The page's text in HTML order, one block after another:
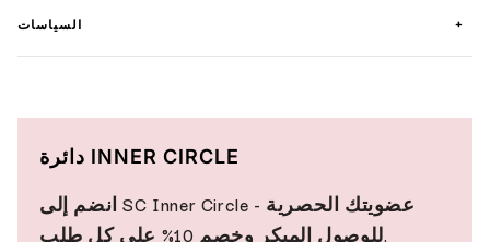
السياسات +
دائرة INNER CIRCLE
انضم إلى SC Inner Circle - عضويتك الحصرية
للوصول المبكر وخصم 10% على كل طلب.